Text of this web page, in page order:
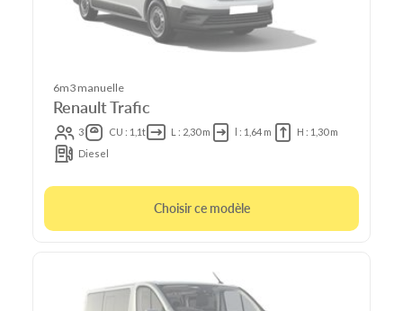
6m3 manuelle
Renault Trafic
3 CU : 1,1t L : 2,30 m l : 1,64 m
H : 1,30 m
Diesel
Choisir ce modèle